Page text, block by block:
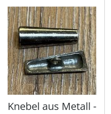
Knebel aus Metall -